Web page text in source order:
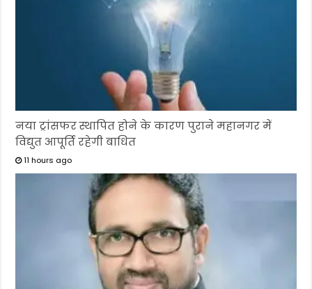
नया ट्रांसफर स्थापित होने के कारण पुराने महानगर में
विद्युत आपूर्ति रहेगी बाधित
11 hours ago